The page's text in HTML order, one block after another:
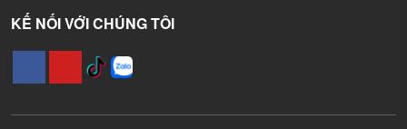
KẾ NỐI VỚI CHÚNG TÔI